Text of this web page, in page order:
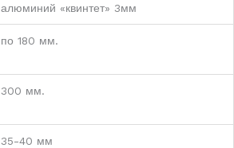
алюминий «квинтет» 3мм
по 180 мм.
300 мм.
35-40 мм